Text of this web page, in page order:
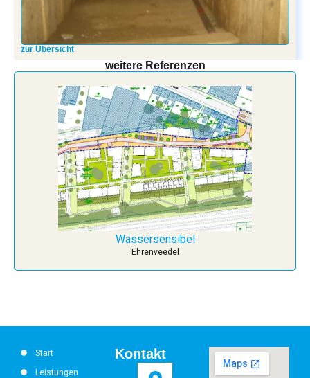
zur Übersicht
weitere Referenzen
Wassersensibel
Ehrenveedel
Start
Leistungen
Kontakt